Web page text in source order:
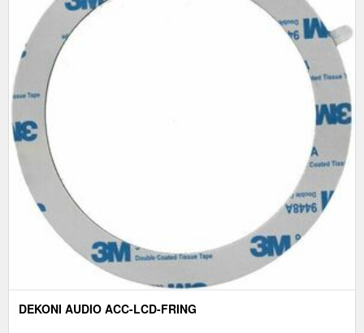
DEKONI AUDIO ACC-LCD-FRING